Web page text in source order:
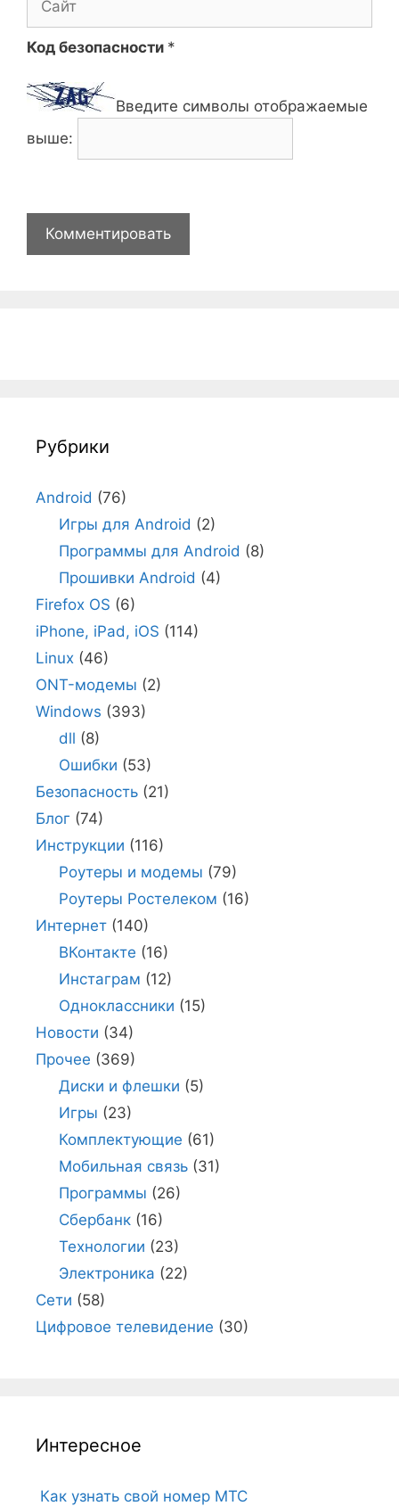
Код безопасности *
Введите символы отображаемые
выше:
Рубрики
Android (76)
Игры для Android (2)
Программы для Android (8)
Прошивки Android (4)
Firefox OS (6)
iPhone, iPad, iOS (114)
Linux (46)
ONT-модемы (2)
Windows (393)
dll (8)
Ошибки (53)
Безопасность (21)
Блог (74)
Инструкции (116)
Роутеры и модемы (79)
Роутеры Ростелеком (16)
Интернет (140)
ВКонтакте (16)
Инстаграм (12)
Одноклассники (15)
Новости (34)
Прочее (369)
Диски и флешки (5)
Игры (23)
Комплектующие (61)
Мобильная связь(31)
Программы (26)
Сбербанк(16)
Технологии (23)
Электроника (22)
Сети (58)
Цифровое телевидение (30)
Интересное
Как узнать свой номер МТС